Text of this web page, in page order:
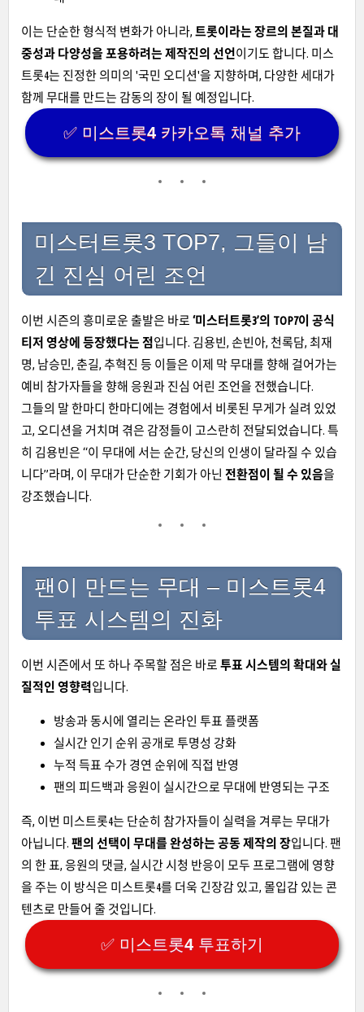
이는 단순한 형식적 변화가 아니라, 트롯이라는 장르의 본질과 대
중성과 다양성을 포용하려는 제작진의 선언이기도 합니다. 미스
트롯4는 진정한 의미의 '국민 오디션'을 지향하며, 다양한 세대가
함께 무대를 만드는 감동의 장이 될 예정입니다.
✅ 미스트롯4 카카오톡 채널 추가
미스터트롯3 TOP7, 그들이 남
긴 진심 어린 조언
이번 시즌의 흥미로운 출발은 바로 ‘미스터트롯3’의 TOP7이 공식
티저 영상에 등장했다는 점입니다. 김용빈, 손빈아, 천록담, 최재
명, 남승민, 춘길, 추혁진 등 이들은 이제 막 무대를 향해 걸어가는
예비 참가자들을 향해 응원과 진심 어린 조언을 전했습니다.
그들의 말 한마디 한마디에는 경험에서 비롯된 무게가 실려 있었
고, 오디션을 거치며 겪은 감정들이 고스란히 전달되었습니다. 특
히 김용빈은 “이 무대에 서는 순간, 당신의 인생이 달라질 수 있습
니다”라며, 이 무대가 단순한 기회가 아닌 전환점이 될 수 있음을
강조했습니다.
팬이 만드는 무대 – 미스트롯4
투표 시스템의 진화
이번 시즌에서 또 하나 주목할 점은 바로 투표 시스템의 확대와 실
질적인 영향력입니다.
방송과 동시에 열리는 온라인 투표 플랫폼
실시간 인기 순위 공개로 투명성 강화
누적 득표 수가 경연 순위에 직접 반영
팬의 피드백과 응원이 실시간으로 무대에 반영되는 구조
즉, 이번 미스트롯4는 단순히 참가자들이 실력을 겨루는 무대가
아닙니다. 팬의 선택이 무대를 완성하는 공동 제작의 장입니다. 팬
의 한 표, 응원의 댓글, 실시간 시청 반응이 모두 프로그램에 영향
을 주는 이 방식은 미스트롯4를 더욱 긴장감 있고, 몰입감 있는 콘
텐츠로 만들어 줄 것입니다.
✅ 미스트롯4 투표하기